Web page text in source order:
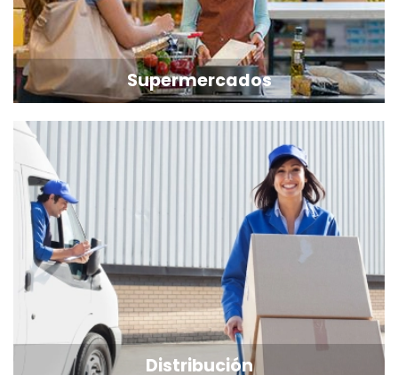
Supermercados
Distribución